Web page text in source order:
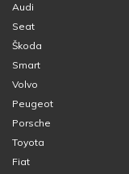
Audi
Seat
Škoda
Smart
Volvo
Peugeot
Porsche
Toyota
Fiat